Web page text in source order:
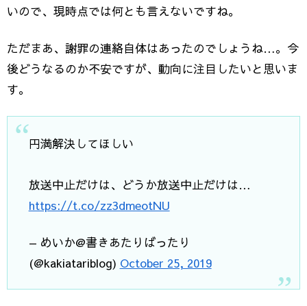
いので、現時点では何とも言えないですね。
ただまあ、謝罪の連絡自体はあったのでしょうね…。今
後どうなるのか不安ですが、動向に注目したいと思いま
す。
円満解決してほしい
放送中止だけは、どうか放送中止だけは…
https://t.co/zz3dmeotNU
— めいか@書きあたりばったり
(@kakiatariblog) October 25, 2019